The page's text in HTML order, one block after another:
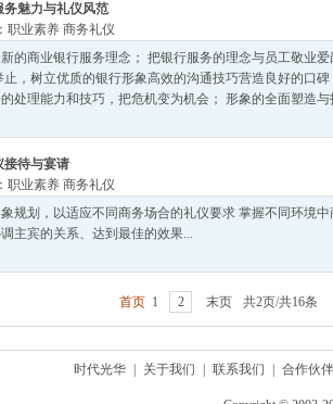
务魅力与礼仪风范
职业素养 商务礼仪
的商业银行服务理念； 把银行服务的理念与员工敬业
，树立优质的银行形象高效的沟通技巧营造良好的口
处理能力和技巧，把危机变为机会； 形象的全面塑造
接待与宴请
职业素养 商务礼仪
规划，以适应不同商务场合的礼仪要求 掌握不同环境
主宾的关系、达到最佳的效果...
首页 1 2 末页 共2页/共16条
时代光华 关于我们 联系我们 合作伙伴